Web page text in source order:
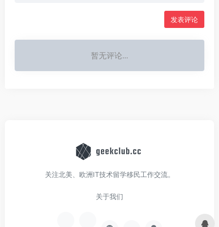
发表评论
暂无评论...
关注北美、欧洲IT技术留学移民工作交流。
关于我们